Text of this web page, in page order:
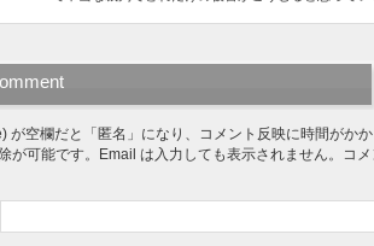
が空欄だと「匿名」になり、コメント反映に時間がか
が可能です。Email は入力しても表示されません。コ